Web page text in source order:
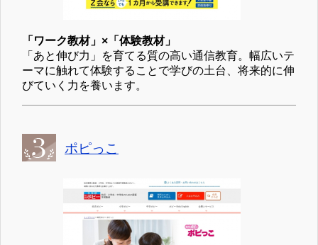
「ワーク教材」×「体験教材」
「あと伸び力」を育てる質の高い通信教育。幅広いテ
ーマに触れて体験することで学びの土台、将来的に伸
びていく力を養います。
ポピっこ